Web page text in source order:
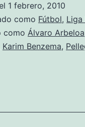
rompe
el
maleficio
1 febrero, 2010
como Fútbol, Liga
como Álvaro Arbeloa
Karim Benzema,